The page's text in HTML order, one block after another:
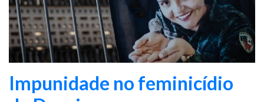
Impunidade no feminicídio